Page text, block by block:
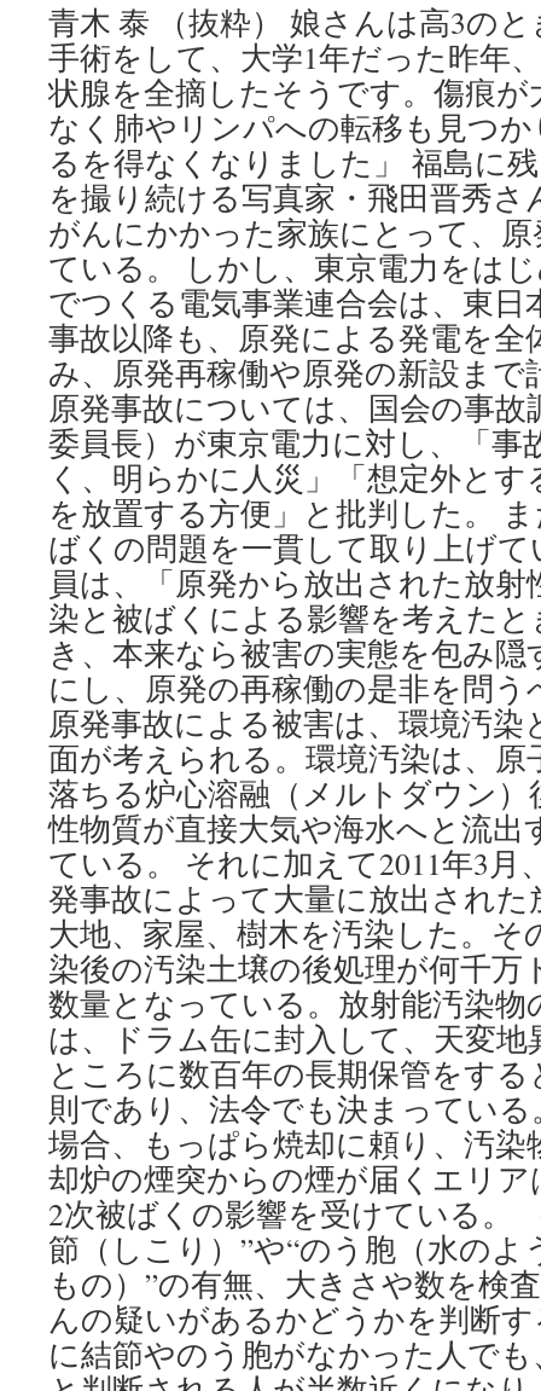
青木 泰 （抜粋） 娘さんは高3の
手術をして、大学1年だった昨年
状腺を全摘したそうです。傷痕
なく肺やリンパへの転移も見つ
るを得なくなりました」 福島に
を撮り続ける写真家・飛田晋秀
がんにかかった家族にとって、
ている。 しかし、東京電力をは
でつくる電気事業連合会は、東日
事故以降も、原発による発電を全
み、原発再稼働や原発の新設まで
原発事故については、国会の事故
委員長）が東京電力に対し、「事
く、明らかに人災」「想定外と
を放置する方便」と批判した。
ばくの問題を一貫して取り上げ
員は、「原発から放出された放
染と被ばくによる影響を考えた
き、本来なら被害の実態を包み
にし、原発の再稼働の是非を問
原発事故による被害は、環境汚染
面が考えられる。環境汚染は、原
落ちる炉心溶融（メルトダウン
性物質が直接大気や海水へと流出
ている。 それに加えて2011年3月
発事故によって大量に放出された
大地、家屋、樹木を汚染した。そ
染後の汚染土壌の後処理が何千万
数量となっている。放射能汚染
は、ドラム缶に封入して、天変
ところに数百年の長期保管をす
則であり、法令でも決まってい
場合、もっぱら焼却に頼り、汚
却炉の煙突からの煙が届くエリ
2次被ばくの影響を受けている。
節（しこり）”や“のう胞（水の
もの）”の有無、大きさや数を検
んの疑いがあるかどうかを判断
に結節やのう胞がなかった人で